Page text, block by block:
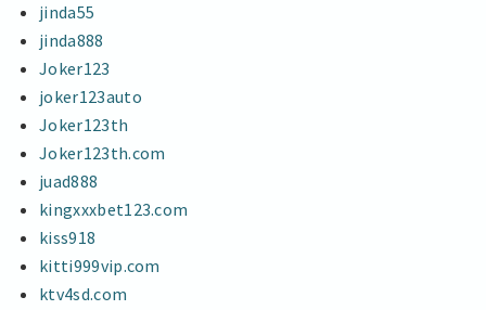
jinda55
jinda888
Joker123
joker123auto
Joker123th
Joker123th.com
juad888
kingxxxbet123.com
kiss918
kitti999vip.com
ktv4sd.com